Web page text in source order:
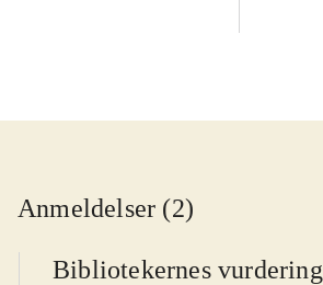
Anmeldelser (2)
Bibliotekernes vurdering